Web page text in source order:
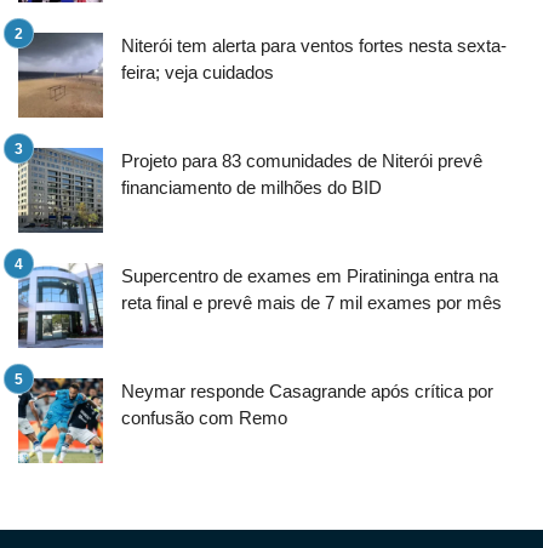
Niterói tem alerta para ventos fortes nesta sexta-
feira; veja cuidados
Projeto para 83 comunidades de Niterói prevê
financiamento de milhões do BID
Supercentro de exames em Piratininga entra na
reta final e prevê mais de 7 mil exames por mês
Neymar responde Casagrande após crítica por
confusão com Remo